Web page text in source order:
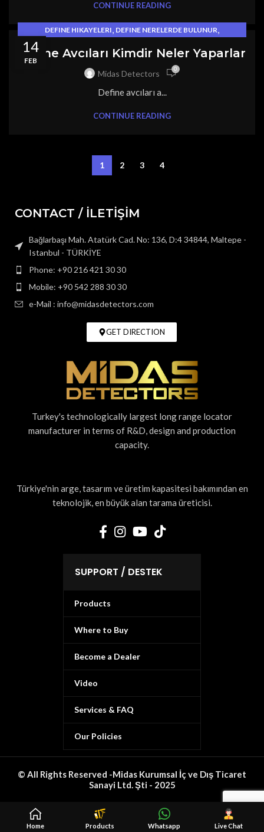
CONTINUE READING
14
FEB
DEFINE HIKAYELERI, DEFINE NERELERDE BULUNUR,
Define Avcıları Kimdir Neler Yaparlar
Midas Detectors 0
Define avcıları a...
CONTINUE READING
1 2 3 4
CONTACT / İLETİŞİM
Bağlarbaşı Mah. Atatürk Cad. No: 136, D:4 34844, Maltepe -
Istanbul - TÜRKİYE
Phone: +90 216 421 30 30
Mobile: +90 542 288 30 30
e-Mail : info@midasdetectors.com
GET DIRECTION
Turkey's technologically largest long range locator
manufacturer in terms of R&D, design and production
capacity.
Türkiye'nin arge, tasarım ve üretim kapasitesi bakımından en
teknolojik, en büyük alan tarama üreticisi.
SUPPORT / DESTEK
Products
Where to Buy
Become a Dealer
Video
Services & FAQ
Our Policies
© All Rights Reserved -Midas Kurumsal İç ve Dış Ticaret
Sanayi Ltd. Şti - 2025
Home Products Whatsapp Live Chat